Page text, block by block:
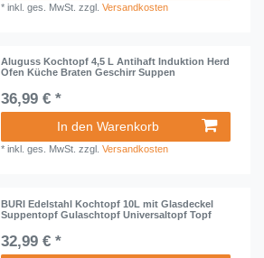
*inkl. ges. MwSt. zzgl.Versandkosten
Aluguss Kochtopf 4,5 L Antihaft Induktion Herd
Ofen Küche Braten Geschirr Suppen
36,99 € *
In den Warenkorb
*inkl. ges. MwSt. zzgl.Versandkosten
BURI Edelstahl Kochtopf 10L mit Glasdeckel
Suppentopf Gulaschtopf Universaltopf Topf
32,99 € *